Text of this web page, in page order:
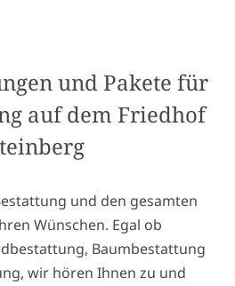
und Pakete für
auf dem Friedhof
und den gesamten
Wünschen. Egal ob
Baumbestattung
wir hören Ihnen zu und